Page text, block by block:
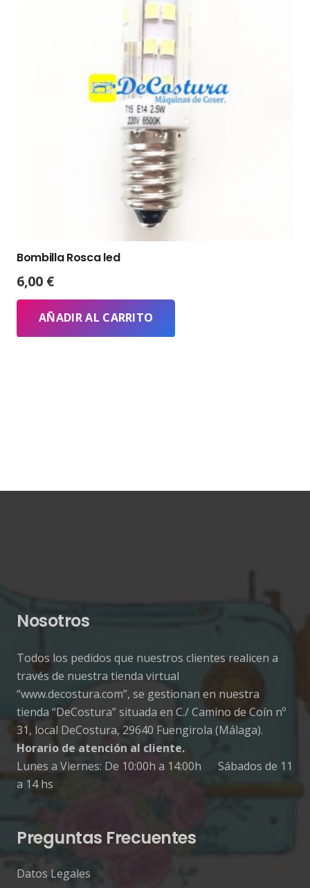
Bombilla Rosca led
6,00 €
AÑADIR AL CARRITO
Nosotros
Todos los pedidos que nuestros clientes realicen a
través de nuestra tienda virtual
“www.decostura.com”, se gestionan en nuestra
tienda “DeCostura” situada en C./ Camino de Coín nº
31, local DeCostura, 29640 Fuengirola (Málaga).
Horario de atención al cliente.
Lunes a Viernes: De 10:00h a 14:00h Sábados de 11
a 14 hs
Preguntas Frecuentes
Datos Legales